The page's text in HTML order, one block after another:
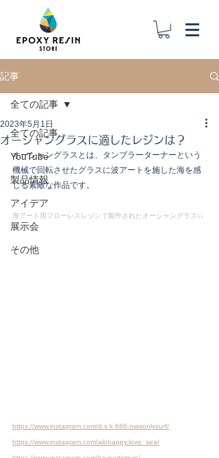
記事
全ての記事
YouTube
製品情報
アイデア
展示会
その他
全ての記事
オーシャングラスに適したレジンは？
2023年5月1日
オーシャングラスとは、タンブラーターナーという
機械で回転させたグラスに波アートを施した海を感
じる素敵な作品です。
海アート用フローレスレジンで製作されたオーシャングラス↓↓
https://www.instagram.com/d.s.k.666.masonlysurf/
https://www.instagram.com/alohappy.love_sea/